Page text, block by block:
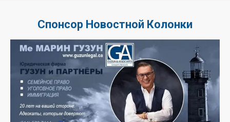
Спонсор Новостной Колонки